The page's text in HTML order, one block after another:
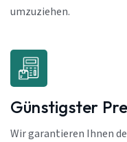
umzuziehen.
Günstigster
Wir garantieren Ihnen